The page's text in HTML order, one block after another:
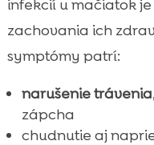
infekcií u mačiatok
zachovania ich
symptómy patrí:
narušenie trávenia
zápcha
chudnutie aj